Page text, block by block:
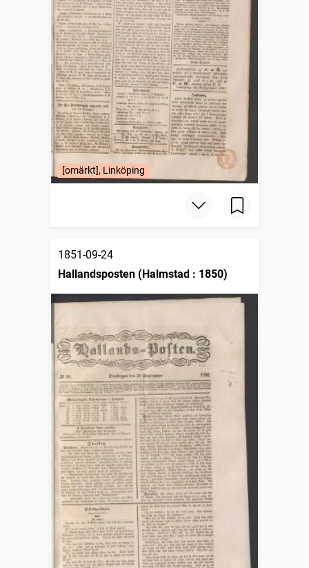
[omärkt], Linköping
1851-09-24
Hallandsposten (Halmstad : 1850)